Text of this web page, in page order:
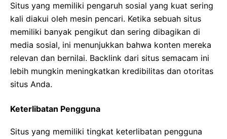
Situs yang memiliki pengaruh sosial yang kuat sering
kali diakui oleh mesin pencari. Ketika sebuah situs
memiliki banyak pengikut dan sering dibagikan di
media sosial, ini menunjukkan bahwa konten mereka
relevan dan bernilai. Backlink dari situs semacam ini
lebih mungkin meningkatkan kredibilitas dan otoritas
situs Anda.
Keterlibatan Pengguna
Situs yang memiliki tingkat keterlibatan pengguna